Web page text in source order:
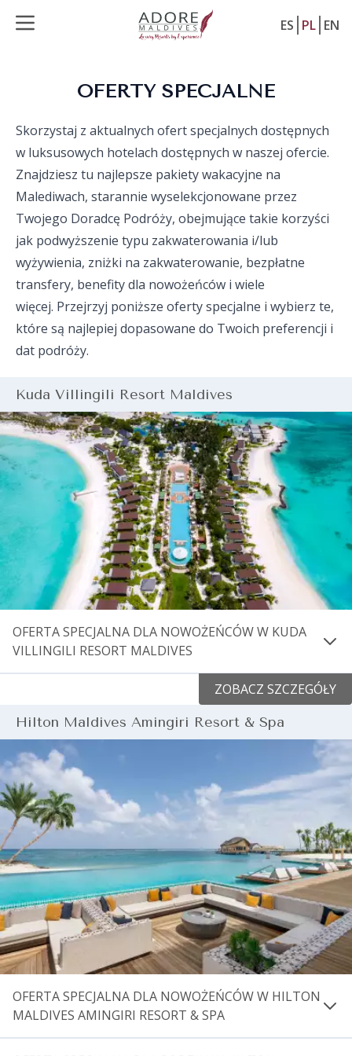
ES PL EN
OFERTY SPECJALNE
Skorzystaj z aktualnych ofert specjalnych dostępnych
w luksusowych hotelach dostępnych w naszej ofercie.
Znajdziesz tu najlepsze pakiety wakacyjne na
Malediwach, starannie wyselekcjonowane przez
Twojego Doradcę Podróży, obejmujące takie korzyści
jak podwyższenie typu zakwaterowania i/lub
wyżywienia, zniżki na zakwaterowanie, bezpłatne
transfery, benefity dla nowożeńców i wiele
więcej. Przejrzyj poniższe oferty specjalne i wybierz te,
które są najlepiej dopasowane do Twoich preferencji i
dat podróży.
Kuda Villingili Resort Maldives
OFERTA SPECJALNA DLA NOWOŻEŃCÓW W KUDA
VILLINGILI RESORT MALDIVES
Zarezerwuj swoją podróż poślubną w Kuda Villingili
Powitalna butelka szampana
Uroczysty tort
Jednorazowa kąpiel kwiatowa
Jednorazowa dekoracja łóżka
ZOBACZ SZCZEGÓŁY
Hilton Maldives Amingiri Resort & Spa
OFERTA SPECJALNA DLA NOWOŻEŃCÓW W HILTON
MALDIVES AMINGIRI RESORT & SPA